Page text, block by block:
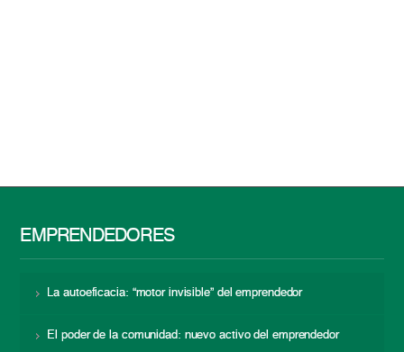
EMPRENDEDORES
La autoeficacia: “motor invisible” del emprendedor
El poder de la comunidad: nuevo activo del emprendedor